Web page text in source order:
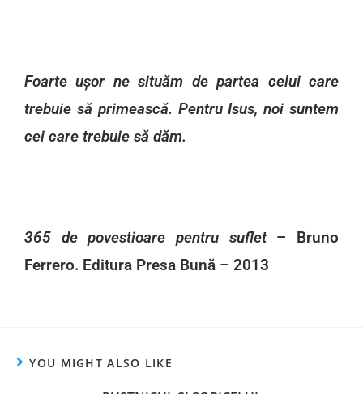
Foarte ușor ne situăm de partea celui care
trebuie să primească. Pentru Isus, noi suntem
cei care trebuie să dăm.
365 de povestioare pentru suflet– Bruno
Ferrero. Editura Presa Bună – 2013
YOU MIGHT ALSO LIKE